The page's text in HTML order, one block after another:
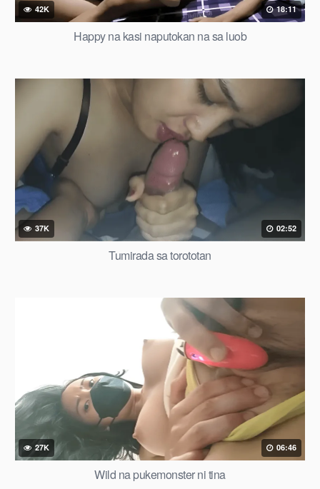
42K 18:11
Happy na kasi naputokan na sa luob
37K 02:52
Tumirada sa torototan
27K 06:46
Wild na pukemonster ni tina